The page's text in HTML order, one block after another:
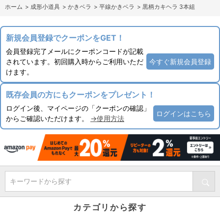
ホーム > 成形小道具 > かきベラ > 平線かきベラ > 黒柄カキヘラ 3本組
新規会員登録でクーポンをGET！
会員登録完了メールにクーポンコードが記載
されています。初回購入時からご利用いただ
けます。
今すぐ新規会員登録
既存会員の方にもクーポンをプレゼント！
ログイン後、マイページの「クーポンの確認」
からご確認いただけます。 →使用方法
ログインはこちら
キーワードから探す
カテゴリから探す